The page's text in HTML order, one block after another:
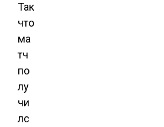
Так
что
ма
тч
по
лу
чи
лс